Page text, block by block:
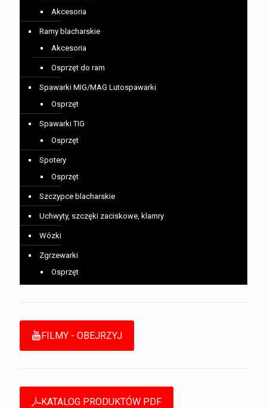
Akcesoria
Ramy blacharskie
Akcesoria
Osprzęt do ram
Spawarki MIG/MAG Lutospawarki
Osprzęt
Spawarki TIG
Osprzęt
Spotery
Osprzęt
Szczypce blacharskie
Uchwyty, szczęki zaciskowe, klamry
Wózki
Zgrzewarki
Osprzęt
FILMY - OBEJRZYJ
KATALOG PRODUKTÓW PDF